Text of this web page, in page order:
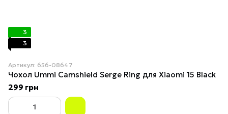
3
3
Артикул: 656-08647
Чохол Ummi Camshield Serge Ring для Xiaomi 15 Black
299 грн